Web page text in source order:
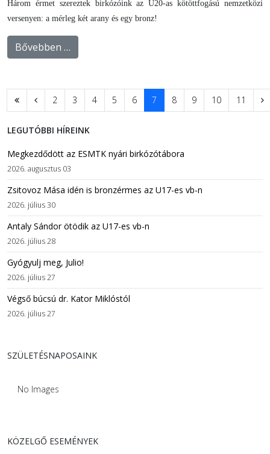
Három érmet szereztek birkózóink az U20-as kötöttfogású nemzetközi
versenyen: a mérleg két arany és egy bronz!
Bővebben …
2 3 4 5 6 7 8 9 10 11
LEGUTÓBBI HÍREINK
Megkezdődött az ESMTK nyári birkózótábora
2026. augusztus 03
Zsitovoz Mása idén is bronzérmes az U17-es vb-n
2026. július 30
Antaly Sándor ötödik az U17-es vb-n
2026. július 28
Gyógyulj meg, Julio!
2026. július 27
Végső búcsú dr. Kator Miklóstól
2026. július 27
SZÜLETÉSNAPOSAINK
No Images
KÖZELGŐ ESEMÉNYEK